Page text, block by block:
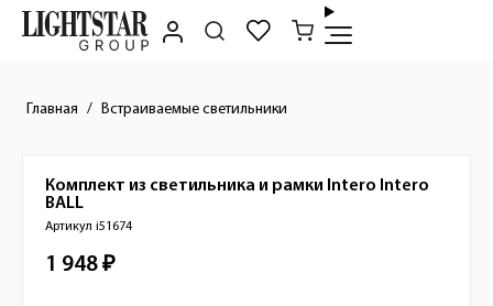
Главная Встраиваемые светильники
Краткое описание товара
Комплект из светильника и рамки Intero Intero
BALL
Артикул i51674
Стоимость товара
1 948 ₽